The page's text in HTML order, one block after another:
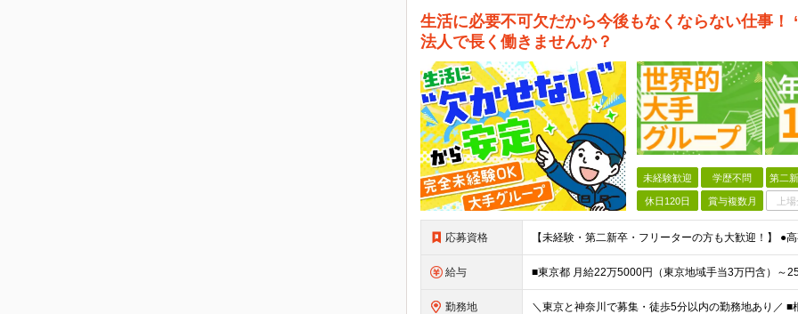
生活に必要不可欠だから今後もなくならない仕事！
法人で長く働きませんか？
未経験歓迎 学歴不問 第二
休日120日 賞与複数月 上
応募資格
給与
勤務地